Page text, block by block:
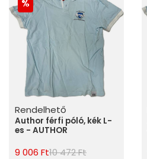
Rendelhető
Author férfi póló, kék L-
es - AUTHOR
9 006 Ft10 472 Ft